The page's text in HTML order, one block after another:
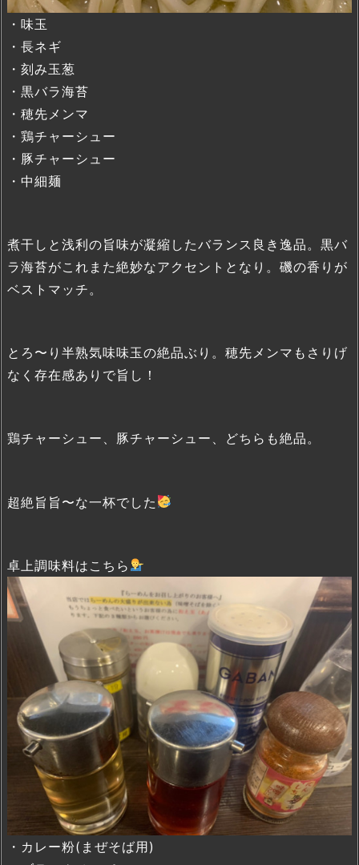
・味玉
・長ネギ
・刻み玉葱
・黒バラ海苔
・穂先メンマ
・鶏チャーシュー
・豚チャーシュー
・中細麺
煮干しと浅利の旨味が凝縮したバランス良き逸品。黒バ
ラ海苔がこれまた絶妙なアクセントとなり。磯の香りが
ベストマッチ。
とろ〜り半熟気味味玉の絶品ぶり。穂先メンマもさりげ
なく存在感ありで旨し！
鶏チャーシュー、豚チャーシュー、どちらも絶品。
超絶旨旨〜な一杯でした
卓上調味料はこちら
・カレー粉(まぜそば用)